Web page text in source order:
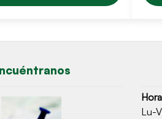
Lu-